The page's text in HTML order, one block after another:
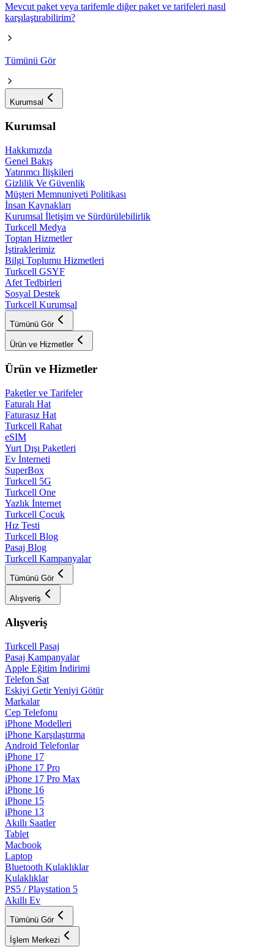
Mevcut paket veya tarifemle diğer paket ve tarifeleri nasıl
karşılaştırabilirim?
Tümünü Gör
Kurumsal
Kurumsal
Hakkımızda
Genel Bakış
Yatırımcı İlişkileri
Gizlilik Ve Güvenlik
Müşteri Memnuniyeti Politikası
İnsan Kaynakları
Kurumsal İletişim ve Sürdürülebilirlik
Turkcell Medya
Toptan Hizmetler
İştiraklerimiz
Bilgi Toplumu Hizmetleri
Turkcell GSYF
Afet Tedbirleri
Sosyal Destek
Turkcell Kurumsal
Tümünü Gör
Ürün ve Hizmetler
Ürün ve Hizmetler
Paketler ve Tarifeler
Faturalı Hat
Faturasız Hat
Turkcell Rahat
eSIM
Yurt Dışı Paketleri
Ev İnterneti
SuperBox
Turkcell 5G
Turkcell One
Yazlık İnternet
Turkcell Çocuk
Hız Testi
Turkcell Blog
Pasaj Blog
Turkcell Kampanyalar
Tümünü Gör
Alışveriş
Alışveriş
Turkcell Pasaj
Pasaj Kampanyalar
Apple Eğitim İndirimi
Telefon Sat
Eskiyi Getir Yeniyi Götür
Markalar
Cep Telefonu
iPhone Modelleri
iPhone Karşılaştırma
Android Telefonlar
iPhone 17
iPhone 17 Pro
iPhone 17 Pro Max
iPhone 16
iPhone 15
iPhone 13
Akıllı Saatler
Tablet
Macbook
Laptop
Bluetooth Kulaklıklar
Kulaklıklar
PS5 / Playstation 5
Akıllı Ev
Tümünü Gör
İşlem Merkezi